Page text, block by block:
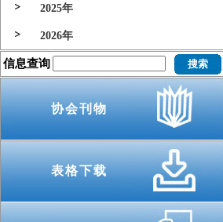
2025年
2026年
信息查询
协会刊物
表格下载